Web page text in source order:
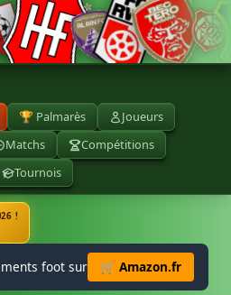
🏆 Palmarès
Joueurs
Matchs
Compétitions
Tournois
!
foot sur 🛒 Amazon.fr